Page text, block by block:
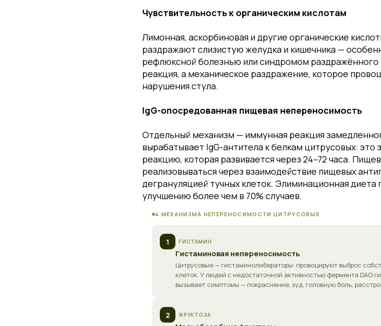
Чувствительность к органическим кислотам
Лимонная, аскорбиновая и другие органические
раздражают слизистую желудка и кишечника —
рефлюксной болезнью или синдромом
реакция, а механическое раздражение, которое
нарушения стула.
IgG-опосредованная пищевая непереносимость
Отдельный механизм — иммунная реакция
вырабатывает IgG-антитела к белкам цитрусовых: это
реакцию, которая развивается через 24–72 часа.
реализовываться через взаимодействие пищевых
дегрануляцией тучных клеток. Элиминационная диета
улучшению более чем в 70% случаев.
4 МЕХАНИЗМА НЕПЕРЕНОСИМОСТИ ЦИТРУСОВЫХ
1 ГИСТАМИН
Гистаминовая непереносимость
Цитрусовые — гистаминолибераторы: провоцируют выброс
клеток. У людей с недостаточной активностью фермента DAO
вызывает симптомы — покраснение, зуд, головную боль,
2 ФРУКТОЗА